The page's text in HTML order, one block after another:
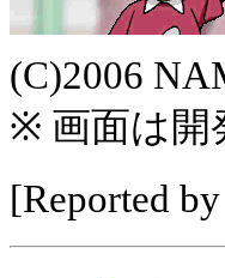
(C)2006
※ 画面は開
[Reported